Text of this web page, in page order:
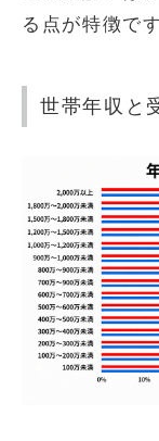
る点が特徴です
世帯年収と